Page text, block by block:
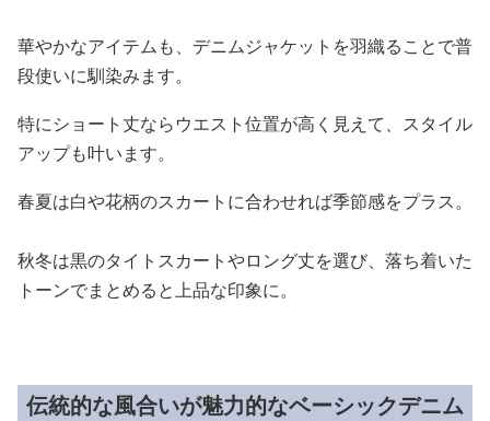
華やかなアイテムも、デニムジャケットを羽織ることで普
段使いに馴染みます。
特にショート丈ならウエスト位置が高く見えて、スタイル
アップも叶います。
春夏は白や花柄のスカートに合わせれば季節感をプラス。
秋冬は黒のタイトスカートやロング丈を選び、落ち着いた
トーンでまとめると上品な印象に。
伝統的な風合いが魅力的なベーシックデニム